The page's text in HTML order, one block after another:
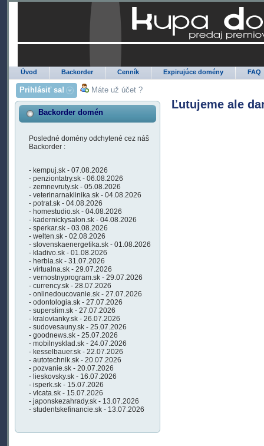
Úvod Backorder Cenník Expirujúce domény FAQ
Prihlásiť sa! Máte už účet ?
Backorder domén
Posledné domény odchytené cez náš
Backorder :
- kempuj.sk - 07.08.2026
- penziontatry.sk - 06.08.2026
- zemnevruty.sk - 05.08.2026
- veterinarnaklinika.sk - 04.08.2026
- potrat.sk - 04.08.2026
- homestudio.sk - 04.08.2026
- kadernickysalon.sk - 04.08.2026
- sperkar.sk - 03.08.2026
- welten.sk - 02.08.2026
- slovenskaenergetika.sk - 01.08.2026
- kladivo.sk - 01.08.2026
- herbia.sk - 31.07.2026
- virtualna.sk - 29.07.2026
- vernostnyprogram.sk - 29.07.2026
- currency.sk - 28.07.2026
- onlinedoucovanie.sk - 27.07.2026
- odontologia.sk - 27.07.2026
- superslim.sk - 27.07.2026
- kralovianky.sk - 26.07.2026
- sudovesauny.sk - 25.07.2026
- goodnews.sk - 25.07.2026
- mobilnysklad.sk - 24.07.2026
- kesselbauer.sk - 22.07.2026
- autotechnik.sk - 20.07.2026
- pozvanie.sk - 20.07.2026
- lieskovsky.sk - 16.07.2026
- isperk.sk - 15.07.2026
- vlcata.sk - 15.07.2026
- japonskezahrady.sk - 13.07.2026
- studentskefinancie.sk - 13.07.2026
Ľutujeme ale